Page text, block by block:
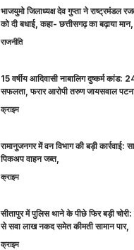
भाजयुमो जिलाध्यक्ष देव गुप्ता ने राष्ट्रमंडल
को दी बधाई, कहा- छत्तीसगढ़ का बढ़ाया मान,
राजनीति
15 वर्षीय आदिवासी नाबालिग दुष्कर्म कांड:
सफलता, फरार आरोपी तरुण जायसवाल पटना
क्राइम
रामानुजनगर में वन विभाग की बड़ी कार्रवाई:
पिकअप वाहन जब्त,
क्राइम
सीतापुर में पुलिस थाने के पीछे फिर बड़ी
से सवा लाख नकद समेत कीमती सामान पार,
क्राइम